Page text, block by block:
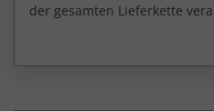
der gesamten Lieferkette